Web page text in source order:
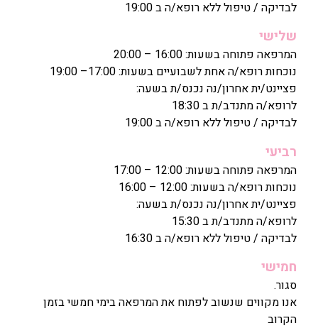
לבדיקה / טיפול ללא רופא/ה ב 19:00
שלישי
המרפאה פתוחה בשעות: 16:00 – 20:00
נוכחות רופא/ה אחת לשבועיים בשעות: 17:00– 19:00
פציינט/ית אחרון/נה נכנס/ת בשעה:
לרופא/ה מתנדב/ת ב 18:30
לבדיקה / טיפול ללא רופא/ה ב 19:00
רביעי
המרפאה פתוחה בשעות: 12:00 – 17:00
נוכחות רופא/ה בשעות: 12:00 – 16:00
פציינט/ית אחרון/נה נכנס/ת בשעה:
לרופא/ה מתנדב/ת ב 15:30
לבדיקה / טיפול ללא רופא/ה ב 16:30
חמישי
סגור.
אנו מקווים שנשוב לפתוח את המרפאה בימי חמשי בזמן
הקרוב